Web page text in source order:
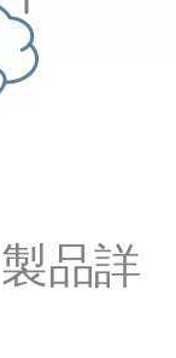
品詳